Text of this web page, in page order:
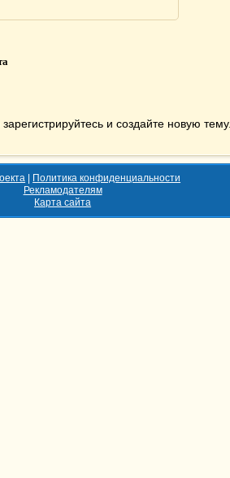
зарегистрируйтесь и создайте новую тему.
Политика конфиденциальности
Рекламодателям
Карта сайта